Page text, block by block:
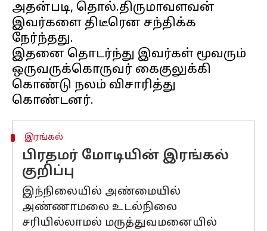
அதன்படி, தொல்.திருமாவளவன்
இவர்களை திடீரென சந்திக்க
நேர்ந்தது.
இதனை தொடர்ந்து இவர்கள் மூவரும்
ஒருவருக்கொருவர் கைகுலுக்கி
கொண்டு நலம் விசாரித்து
இரங்கல்
பிரதமர் மோடியின் இரங்கல்
குறிப்பு
இந்நிலையில் அண்மையில்
அண்ணாமலை உடல்நிலை
சரியில்லாமல் மருத்துவமனையில்